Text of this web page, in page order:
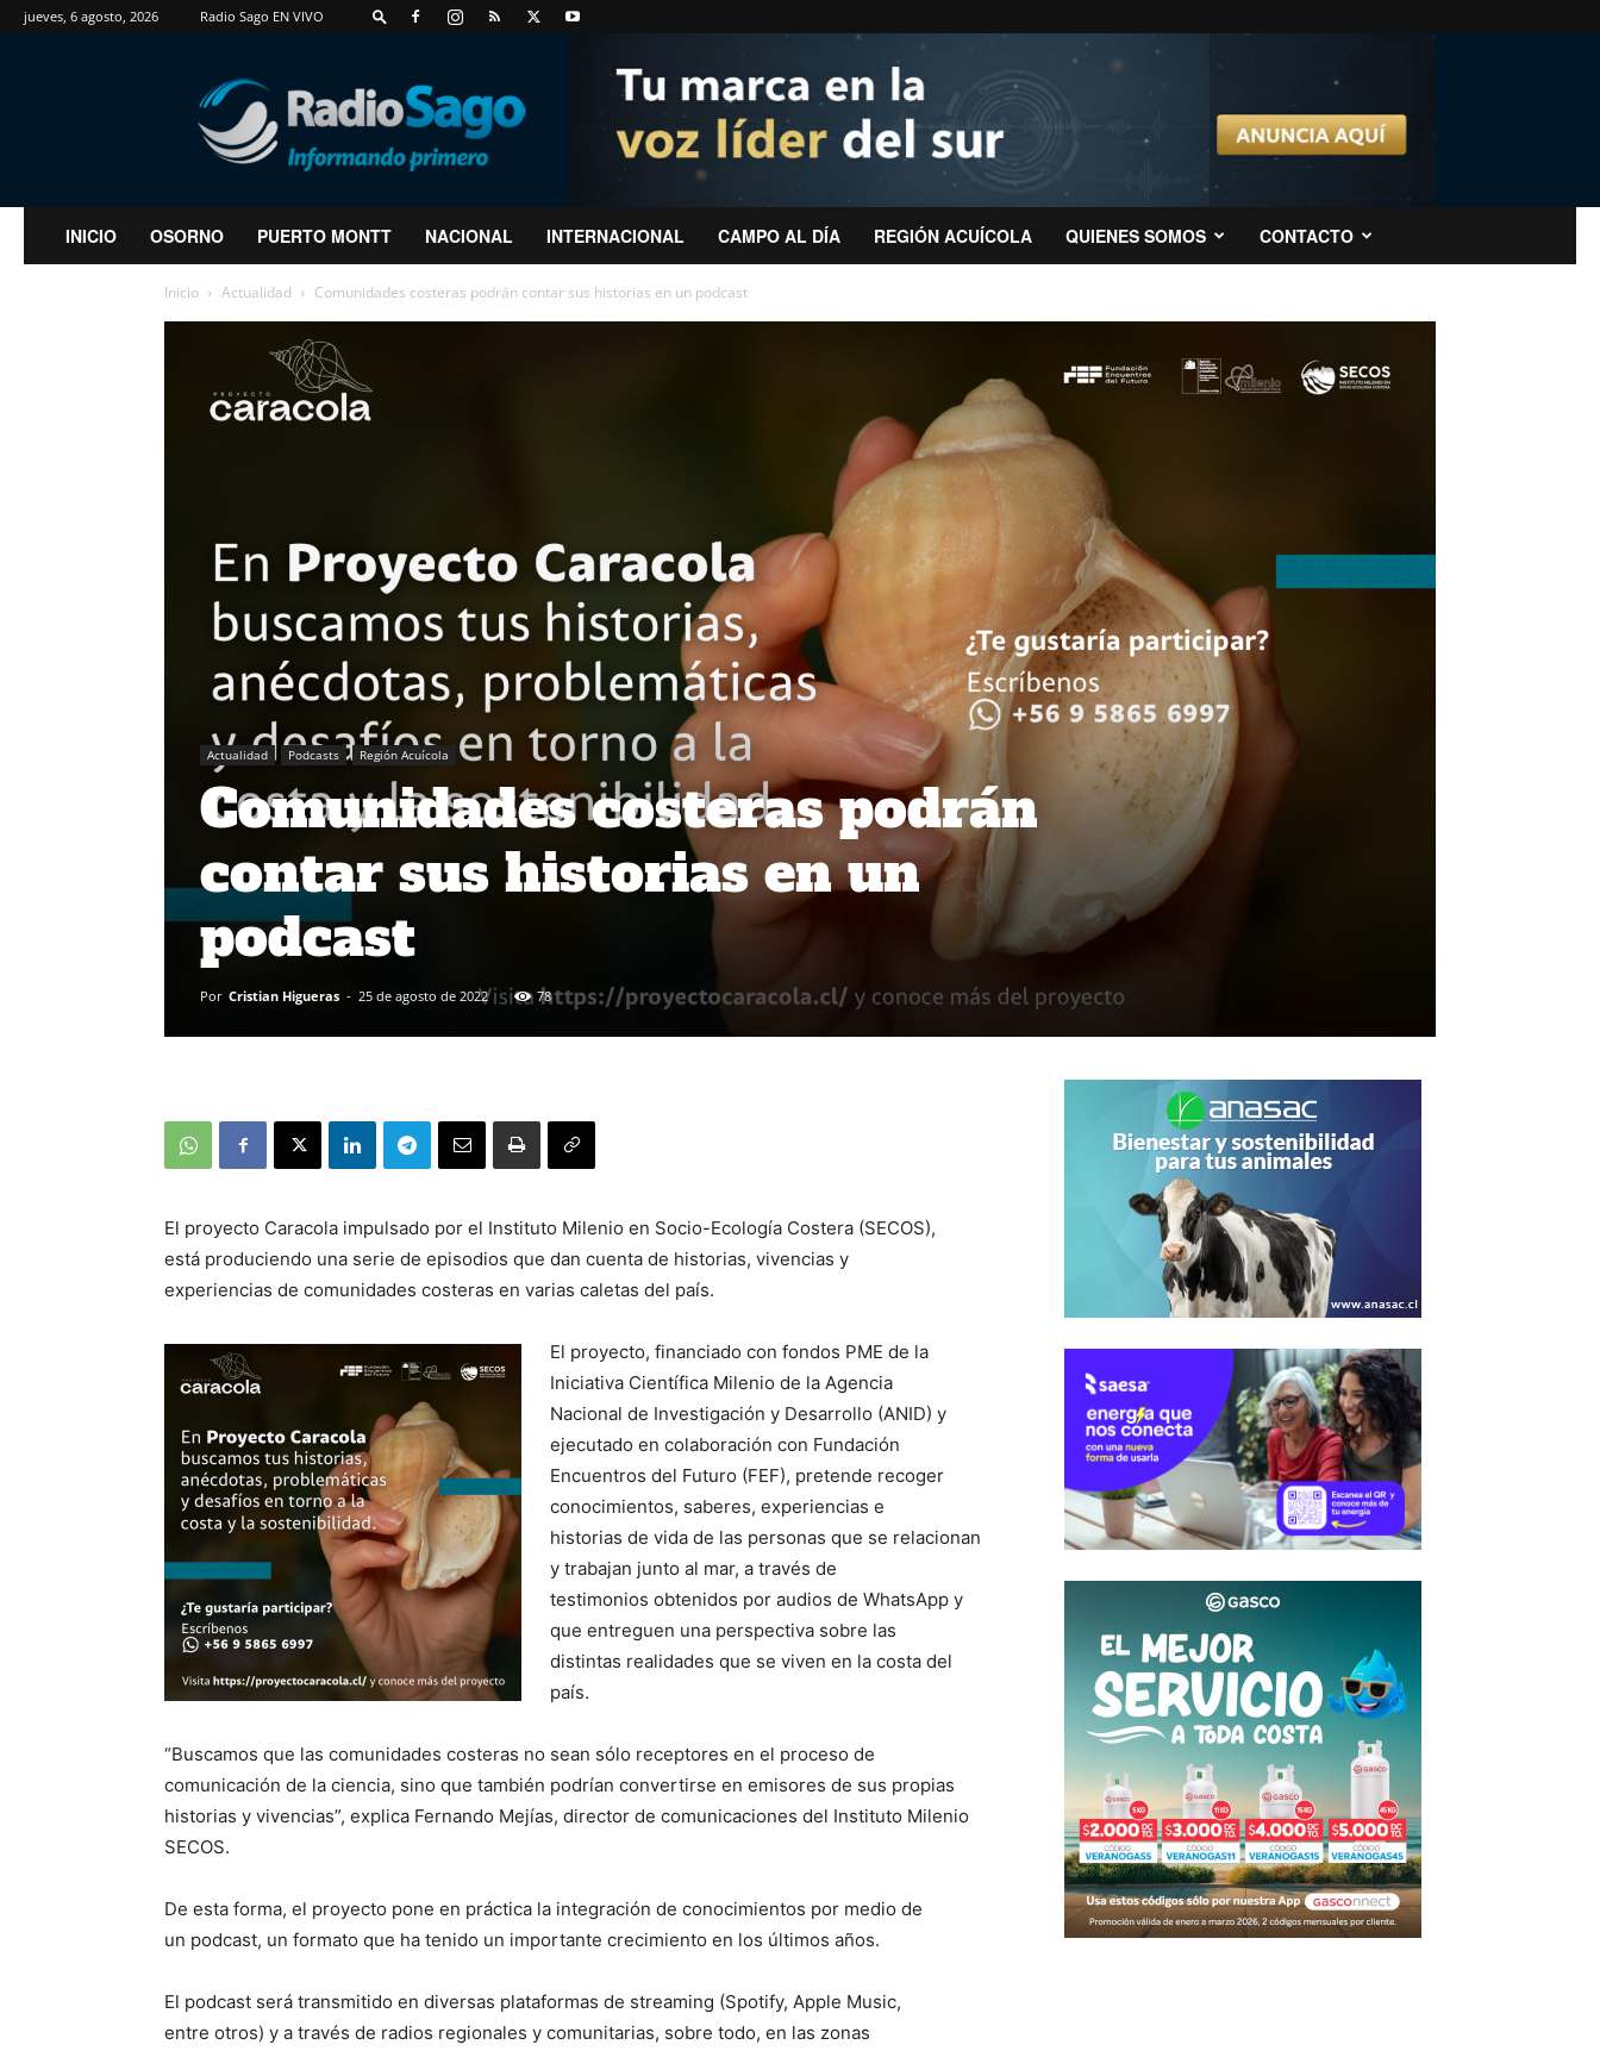
jueves, 6 agosto, 2026 Radio Sago EN VIVO
RadioSago
INICIO OSORNO PUERTO MONTT NACIONAL INTERNACIONAL CAMPO AL DÍA REGIÓN ACUÍCOLA QUIENES SOMOS CONTACTO
Inicio Actualidad Comunidades costeras podrán contar sus historias en un podcast
Actualidad Podcasts Región Acuícola
Comunidades costeras podrán
contar sus historias en un
podcast
Por Cristian Higueras - 25 de agosto de 2022 78
El proyecto Caracola impulsado por el Instituto Milenio en Socio-Ecología Costera (SECOS),
está produciendo una serie de episodios que dan cuenta de historias, vivencias y
experiencias de comunidades costeras en varias caletas del país.
El proyecto, financiado con fondos PME de la
Iniciativa Científica Milenio de la Agencia
Nacional de Investigación y Desarrollo (ANID) y
ejecutado en colaboración con Fundación
Encuentros del Futuro (FEF), pretende recoger
conocimientos, saberes, experiencias e
historias de vida de las personas que se relacionan
y trabajan junto al mar, a través de
testimonios obtenidos por audios de WhatsApp y
que entreguen una perspectiva sobre las
distintas realidades que se viven en la costa del
país.
“Buscamos que las comunidades costeras no sean sólo receptores en el proceso de
comunicación de la ciencia, sino que también podrían convertirse en emisores de sus propias
historias y vivencias”, explica Fernando Mejías, director de comunicaciones del Instituto Milenio
SECOS.
De esta forma, el proyecto pone en práctica la integración de conocimientos por medio de
un podcast, un formato que ha tenido un importante crecimiento en los últimos años.
El podcast será transmitido en diversas plataformas de streaming (Spotify, Apple Music,
entre otros) y a través de radios regionales y comunitarias, sobre todo, en las zonas